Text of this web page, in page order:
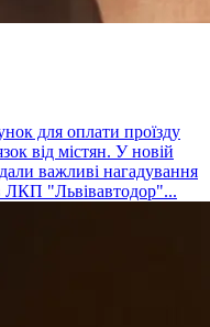
для оплати проїзду
від містян. У новій
важливі нагадування
ЛКП "Львівавтодор"...